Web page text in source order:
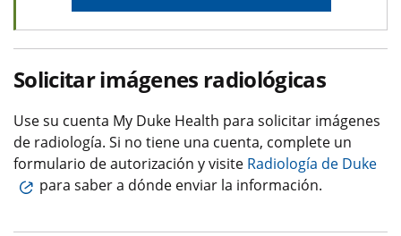
Solicitar imágenes radiológicas
Use su cuenta My Duke Health para solicitar imágenes
de radiología. Si no tiene una cuenta, complete un
formulario de autorización y visite Radiología de Duke
para saber a dónde enviar la información.